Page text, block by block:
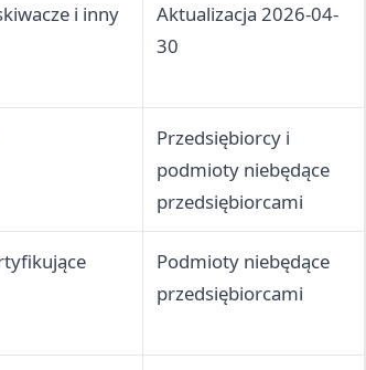
i inny
Aktualizacja 2026-04-
30
Przedsiębiorcy i
podmioty niebędące
przedsiębiorcami
Podmioty niebędące
przedsiębiorcami